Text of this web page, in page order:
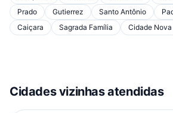
Prado
Gutierrez Santo Antônio
Caiçara
Sagrada Família Cidade Nova
Cidades vizinhas atendidas